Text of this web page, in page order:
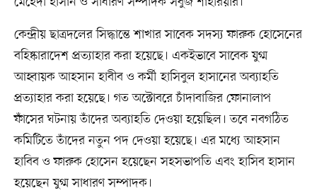
কেন্দ্রীয় ছাত্রদলের সিদ্ধান্তে শাখার সাবেক সদস্য ফারুক হোসেনের
বহিষ্কারাদেশ প্রত্যাহার করা হয়েছে। একইভাবে সাবেক যুগ্ম
আহ্বায়ক আহসান হাবীব ও কর্মী হাসিবুল হাসানের অব্যাহতি
প্রত্যাহার করা হয়েছে। গত অক্টোবরে চাঁদাবাজির ফোনালাপ
ফাঁসের ঘটনায় তাঁদের অব্যাহতি দেওয়া হয়েছিল। তবে নবগঠিত
কমিটিতে তাঁদের নতুন পদ দেওয়া হয়েছে। এর মধ্যে আহসান
হাবিব ও ফারুক হোসেন হয়েছেন সহসভাপতি এবং হাসিব হাসান
হয়েছেন যুগ্ম সাধারণ সম্পাদক।